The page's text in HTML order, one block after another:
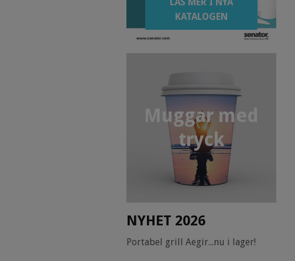
LÄS MER I NYA
KATALOGEN
Muggar med
tryck
NYHET 2026
Portabel grill Aegir...nu i lager!